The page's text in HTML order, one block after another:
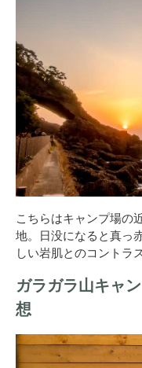
こちらはキャンプ場の
地。日没になると真っ
しい岩肌とのコントラ
ガラガラ山キャ
想